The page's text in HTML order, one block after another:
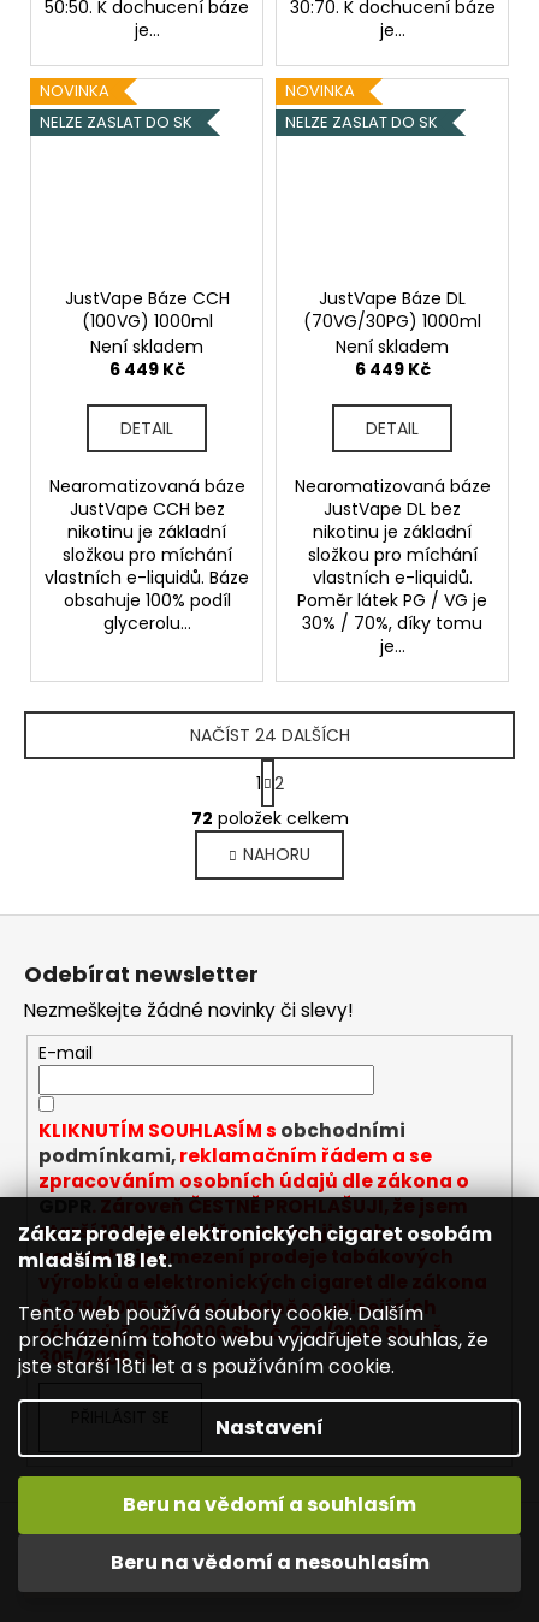
Zákaz prodeje elektronických cigaret osobám
mladším 18 let.
Tento web používá soubory cookie. Dalším
procházením tohoto webu vyjadřujete souhlas, že
jste starší 18ti let a s používáním cookie.
Nastavení
Beru na vědomí a nesouhlasím
Beru na vědomí a souhlasím
Vítejte na JOYETECH. DORUČENÍ ZDARMA zásilkovnou nad
50:50. K dochucení báze
je...
30:70. K dochucení báze
je...
NOVINKA
NELZE ZASLAT DO SK
JustVape Báze CCH
(100VG) 1000ml
Není skladem
6 449 Kč
DETAIL
Nearomatizovaná báze
JustVape CCH bez
nikotinu je základní
složkou pro míchání
vlastních e-liquidů. Báze
obsahuje 100% podíl
glycerolu...
NOVINKA
NELZE ZASLAT DO SK
JustVape Báze DL
(70VG/30PG) 1000ml
Není skladem
6 449 Kč
DETAIL
Nearomatizovaná báze
JustVape DL bez
nikotinu je základní
složkou pro míchání
vlastních e-liquidů.
Poměr látek PG / VG je
30% / 70%, díky tomu
je...
O
v
l
á
d
p
r
v
k
y
v
ý
p
i
NAČÍST 24 DALŠÍCH
S
t
r
á
n
k
o
í
1 2
72 položek celkem
NAHORU
Odebírat newsletter
Nezmeškejte žádné novinky či slevy!
E-mail
KLIKNUTÍM SOUHLASÍM s obchodními
podmínkami,reklamačním řádem a se
zpracováním osobních údajů dle zákona o
starší 18ti let, tudíž se na moji osobu
nevztahuje omezení prodeje tabákových
č. 379/2005 Sb. a následně souvisejících
zákonů č. 225/2006 Sb., č. 274/2008 Sb a č.
305/2009 Sb.
Mapa serveru
Reklamace
Dopravné / poštovné Kontakty Obchodní podmínky